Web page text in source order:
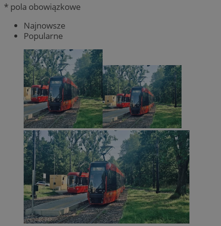
* pola obowiązkowe
Najnowsze
Popularne